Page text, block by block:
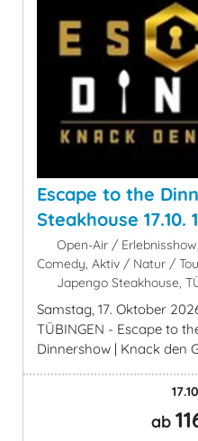
Escape to the
Steakhouse 17.10.
Open-Air /
Comedy, Aktiv / Natur /
Japengo Steakhouse,
Samstag, 17. Oktober
TÜBINGEN - Escape to
Dinnershow | Knack den
ab